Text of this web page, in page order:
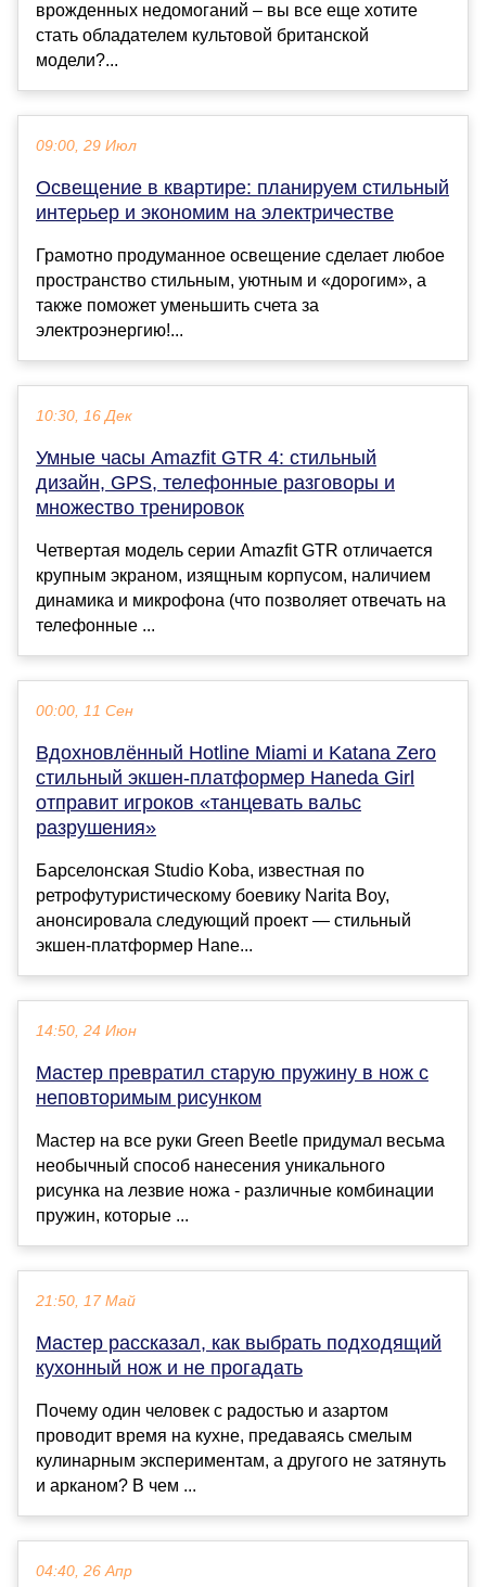
врожденных недомоганий – вы все еще хотите
стать обладателем культовой британской
модели?...
09:00, 29 Июл
Освещение в квартире: планируем стильный
интерьер и экономим на электричестве
Грамотно продуманное освещение сделает любое
пространство стильным, уютным и «дорогим», а
также поможет уменьшить счета за
электроэнергию!...
10:30, 16 Дек
Умные часы Amazfit GTR 4: стильный
дизайн, GPS, телефонные разговоры и
множество тренировок
Четвертая модель серии Amazfit GTR отличается
крупным экраном, изящным корпусом, наличием
динамика и микрофона (что позволяет отвечать на
телефонные ...
00:00, 11 Сен
Вдохновлённый Hotline Miami и Katana Zero
стильный экшен-платформер Haneda Girl
отправит игроков «танцевать вальс
разрушения»
Барселонская Studio Koba, известная по
ретрофутуристическому боевику Narita Boy,
анонсировала следующий проект — стильный
экшен-платформер Hane...
14:50, 24 Июн
Мастер превратил старую пружину в нож с
неповторимым рисунком
Мастер на все руки Green Beetle придумал весьма
необычный способ нанесения уникального
рисунка на лезвие ножа - различные комбинации
пружин, которые ...
21:50, 17 Май
Мастер рассказал, как выбрать подходящий
кухонный нож и не прогадать
Почему один человек с радостью и азартом
проводит время на кухне, предаваясь смелым
кулинарным экспериментам, а другого не затянуть
и арканом? В чем ...
04:40, 26 Апр